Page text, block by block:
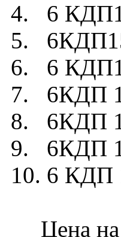
4. 6
5.
6. 6
7. 6КДП
8. 6КДП
9. 6КДП
10. 6 КДП
Цена на